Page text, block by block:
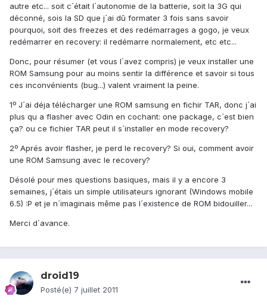
autre etc... soit c´était l´autonomie de la batterie, soit la 3G qui
déconné, sois la SD que j´ai dû formater 3 fois sans savoir
pourquoi, soit des freezes et des redémarrages a gogo, je veux
redémarrer en recovery: il redémarre normalement, etc etc...
Donc, pour résumer (et vous l´avez compris) je veux installer une
ROM Samsung pour au moins sentir la différence et savoir si tous
ces inconvénients (bug...) valent vraiment la peine.
1º J´ai déja télécharger une ROM samsung en fichir TAR, donc j´ai
plus qu a flasher avec Odin en cochant: one package, c´est bien
ça? ou ce fichier TAR peut il s´installer en mode recovery?
2º Aprés avoir flasher, je perd le recovery? Si oui, comment avoir
une ROM Samsung avec le recovery?
Désolé pour mes questions basiques, mais il y a encore 3
semaines, j´étais un simple utilisateurs ignorant (Windows mobile
6.5) :P et je n´imaginais même pas l´existence de ROM bidouiller...
Merci d´avance.
droid19
Posté(e) 7 juillet 2011